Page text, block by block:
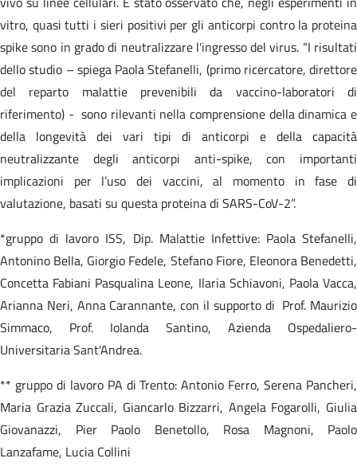
vitro, quasi tutti i sieri positivi per gli anticorpi contro la proteina
spike sono in grado di neutralizzare l'ingresso del virus. “I risultati
dello studio – spiega Paola Stefanelli, (primo ricercatore, direttore
del reparto malattie prevenibili da vaccino-laboratori di
riferimento) - sono rilevanti nella comprensione della dinamica e
della longevità dei vari tipi di anticorpi e della capacità
neutralizzante degli anticorpi anti-spike, con importanti
implicazioni per l’uso dei vaccini, al momento in fase di
valutazione, basati su questa proteina di SARS-CoV-2”.
*gruppo di lavoro ISS, Dip. Malattie Infettive: Paola Stefanelli,
Antonino Bella, Giorgio Fedele, Stefano Fiore, Eleonora Benedetti,
Concetta Fabiani Pasqualina Leone, Ilaria Schiavoni, Paola Vacca,
Arianna Neri, Anna Carannante, con il supporto di Prof. Maurizio
Simmaco, Prof. Iolanda Santino, Azienda Ospedaliero-
Universitaria Sant'Andrea.
** gruppo di lavoro PA di Trento: Antonio Ferro, Serena Pancheri,
Maria Grazia Zuccali, Giancarlo Bizzarri, Angela Fogarolli, Giulia
Giovanazzi, Pier Paolo Benetollo, Rosa Magnoni, Paolo
Lanzafame, Lucia Collini